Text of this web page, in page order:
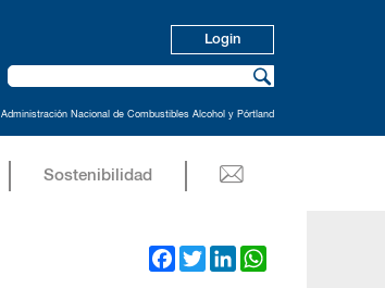
Administración Nacional de Combustibles Alcohol y Pórtland
Login
Sostenibilidad
Facebook
TwitterLinkedIn